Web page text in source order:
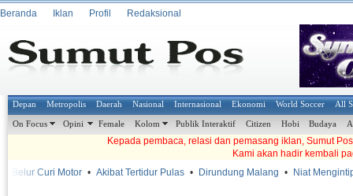
Beranda Iklan Profil Redaksional
Depan Metropolis Daerah Nasional Internasional Ekonomi World Soccer All
On Focus Opini Female Kolom Publik Interaktif Citizen Hobi Budaya
Kepada pembaca, relasi dan pemasang iklan, Sumut
Kami akan hadir kembali
Belur Curi Motor • Akibat Tertidur Pulas • Dirundung Malang • Niat Mengintip,